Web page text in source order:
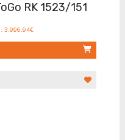
RK 1523/151
3.996,94€